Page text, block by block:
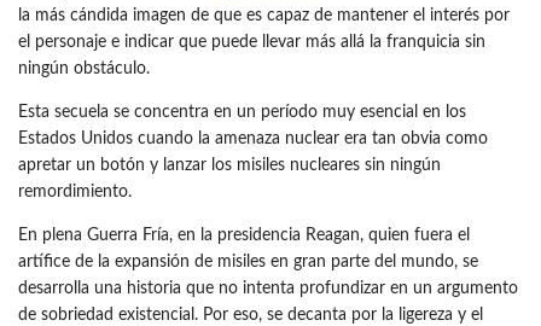
la más cándida imagen de que es capaz de mantener el interés por
el personaje e indicar que puede llevar más allá la franquicia sin
ningún obstáculo.
Esta secuela se concentra en un período muy esencial en los
Estados Unidos cuando la amenaza nuclear era tan obvia como
apretar un botón y lanzar los misiles nucleares sin ningún
remordimiento.
En plena Guerra Fría, en la presidencia Reagan, quien fuera el
artífice de la expansión de misiles en gran parte del mundo, se
desarrolla una historia que no intenta profundizar en un argumento
de sobriedad existencial. Por eso, se decanta por la ligereza y el